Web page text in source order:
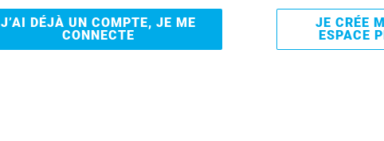
J’AI DÉJÀ UN COMPTE, JE ME
CONNECTE
JE CRÉE
ESPACE